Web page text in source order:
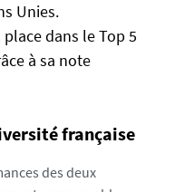
Unies.
dans le Top 5
à sa note
française
des deux